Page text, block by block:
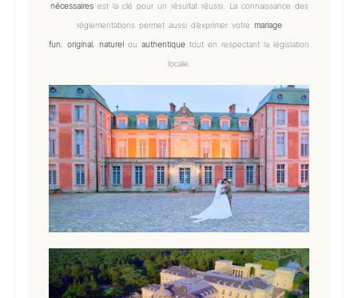
nécessairesest la clé pour un résultat réussi. La connaissance des
réglementations permet aussi d’exprimer votre mariage
fun, original, naturel ou authentique tout en respectant la législation
locale.